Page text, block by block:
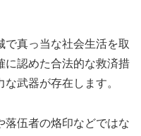
で真っ当な社会生活を取
に認めた合法的な救済措
武器が存在します。
落伍者の烙印などではな